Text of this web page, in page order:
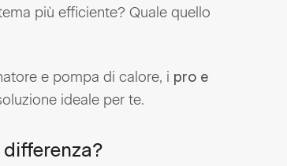
più efficiente? Quale quello
e pompa di calore, i pro e
ideale per te.